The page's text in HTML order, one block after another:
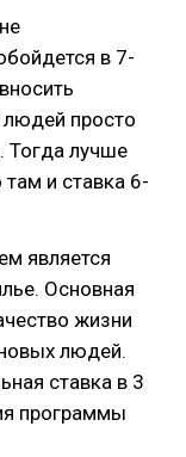
в 7-
просто
Тогда лучше
и ставка 6-
является
Основная
жизни
людей.
ставка в 3
программы